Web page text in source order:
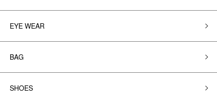
EYE WEAR
BAG
SHOES